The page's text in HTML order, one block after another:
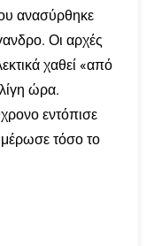
ανασύρθηκε
Οι αρχές
χαθεί «από
ώρα.
εντόπισε
τόσο το